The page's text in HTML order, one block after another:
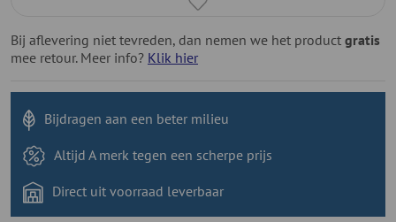
Bij aflevering niet tevreden, dan nemen we het product gratis
mee retour. Meer info? Klik hier
Bijdragen aan een beter milieu
Altijd A merk tegen een scherpe prijs
Direct uit voorraad leverbaar